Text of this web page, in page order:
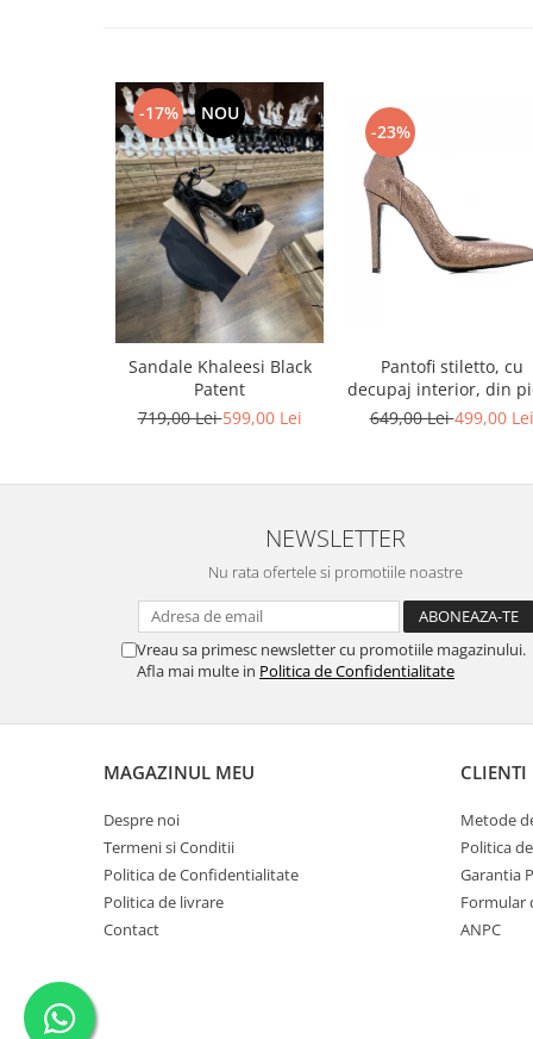
-17% NOU
Sandale Khaleesi Black
Patent
719,00 Lei599,00 Lei
-23%
Pantofi stiletto, cu
decupaj interior, din
bronz
649,00 Lei499,00 Lei
NEWSLETTER
Nu rata ofertele si promotiile noastre
Vreau sa primesc newsletter cu promotiile magazinului.
Afla mai multe in Politica de Confidentialitate
MAGAZINUL MEU
Despre noi
Termeni si Conditii
Politica de Confidentialitate
Politica de livrare
Contact
CLIENTI
Metode
Politica
Garantia
Formular
ANPC